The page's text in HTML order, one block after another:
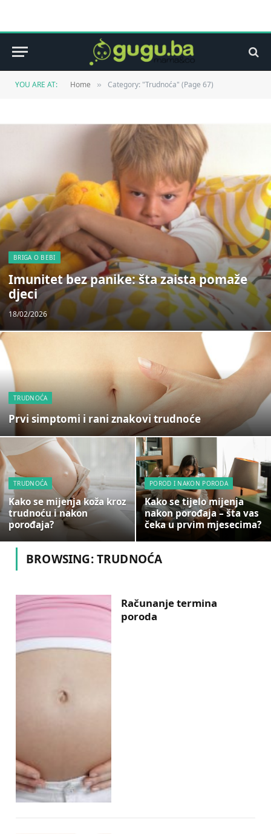
YOU ARE AT: Home » Category: "Trudnoća" (Page 67)
BRIGA O BEBI
Imunitet bez panike: šta zaista pomaže
djeci
18/02/2026
TRUDNOĆA
Prvi simptomi i rani znakovi trudnoće
TRUDNOĆA
Kako se mijenja koža kroz
trudnoću i nakon
porođaja?
POROD I NAKON PORODA
Kako se tijelo mijenja
nakon porođaja – šta vas
čeka u prvim mjesecima?
BROWSING:TRUDNOĆA
Računanje termina
poroda